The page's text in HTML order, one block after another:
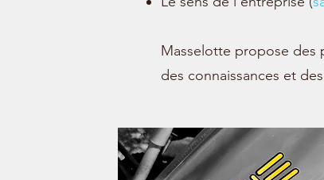
Masselotte propose des
des connaissances et